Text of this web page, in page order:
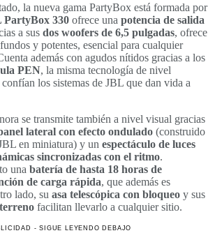
la nueva gama PartyBox está formada por
PartyBox 330 ofrece una potencia de salida
a sus dos woofers de 6,5 pulgadas, ofrece
y potentes, esencial para cualquier
además con agudos nítidos gracias a los
PEN, la misma tecnología de nivel
los sistemas de JBL que dan vida a
se transmite también a nivel visual gracias
lateral con efecto ondulado (construido
en miniatura) y un espectáculo de luces
sincronizadas con el ritmo.
una batería de hasta 18 horas de
de carga rápida, que además es
lado, su asa telescópica con bloqueo y sus
facilitan llevarlo a cualquier sitio.